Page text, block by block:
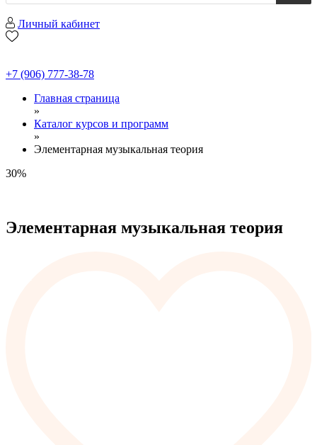
Личный кабинет
+7 (906) 777-38-78
Главная страница
»
Каталог курсов и программ
»
Элементарная музыкальная теория
30%
Элементарная музыкальная теория